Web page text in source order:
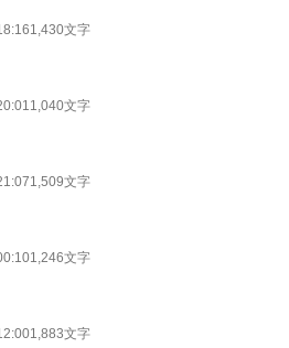
1,430文字
1,040文字
1,509文字
1,246文字
1,883文字